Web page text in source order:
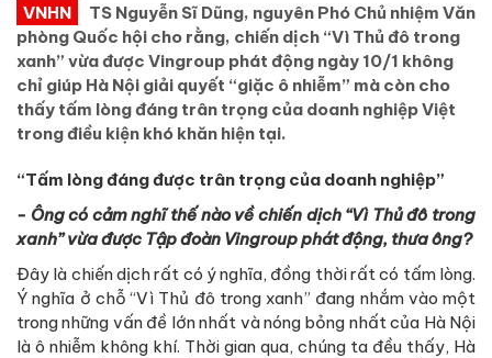
VNHN
TS Nguyễn Sĩ Dũng, nguyên Phó Chủ nhiệm Văn
phòng Quốc hội cho rằng, chiến dịch “Vì Thủ đô trong
xanh” vừa được Vingroup phát động ngày 10/1 không
chỉ giúp Hà Nội giải quyết “giặc ô nhiễm” mà còn cho
thấy tấm lòng đáng trân trọng của doanh nghiệp Việt
trong điều kiện khó khăn hiện tại.
“Tấm lòng đáng được trân trọng của doanh nghiệp”
- Ông có cảm nghĩ thế nào về chiến dịch “Vì Thủ đô trong
xanh” vừa được Tập đoàn Vingroup phát động, thưa ông?
Đây là chiến dịch rất có ý nghĩa, đồng thời rất có tấm lòng.
Ý nghĩa ở chỗ “Vì Thủ đô trong xanh” đang nhắm vào một
trong những vấn đề lớn nhất và nóng bỏng nhất của Hà Nội
là ô nhiễm không khí. Thời gian qua, chúng ta đều thấy, Hà